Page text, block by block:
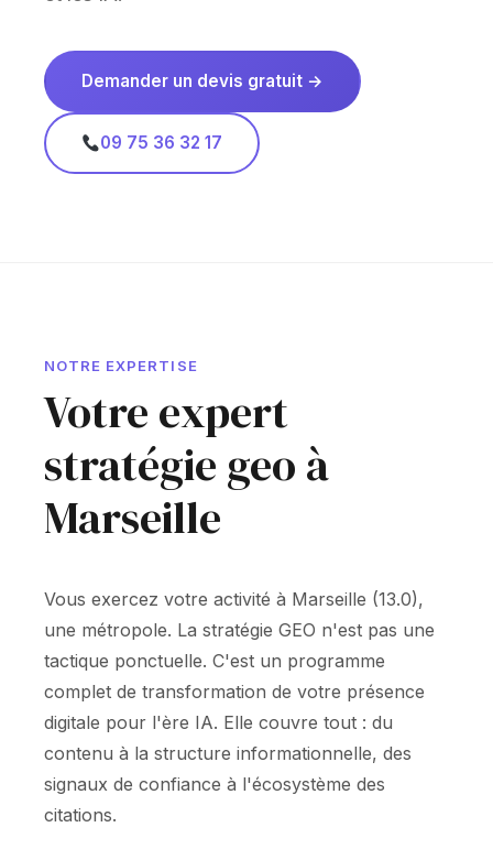
Demander un devis gratuit →
09 75 36 32 17
NOTRE EXPERTISE
Votre expert
stratégie geo à
Marseille
Vous exercez votre activité à Marseille (13.0),
une métropole. La stratégie GEO n'est pas une
tactique ponctuelle. C'est un programme
complet de transformation de votre présence
digitale pour l'ère IA. Elle couvre tout : du
contenu à la structure informationnelle, des
signaux de confiance à l'écosystème des
citations.